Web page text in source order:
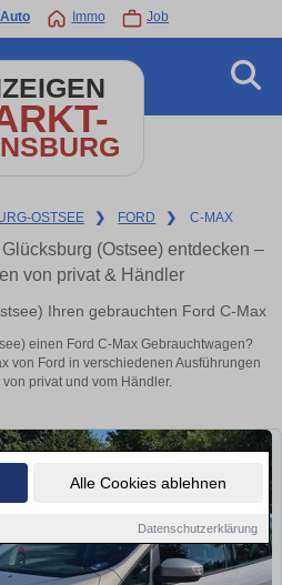
Alle Cookies ablehnen
Datenschutzerklärung
Auto Immo Job
OSTSEE ❯ FORD ❯ C-MAX
(Ostsee) entdecken –
von privat & Händler
Ihren gebrauchten Ford C-Max
einen Ford C-Max Gebrauchtwagen?
von Ford in verschiedenen Ausführungen
privat und vom Händler.